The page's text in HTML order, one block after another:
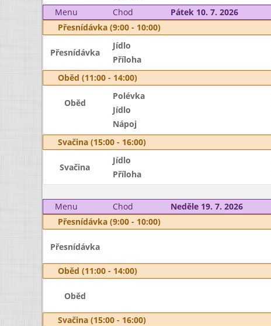
Menu
Chod Pátek 10. 7. 2026
Přesnídávka (9:00 - 10:00)
Přesnídávka
Jídlo
Příloha
Oběd (11:00 - 14:00)
Oběd
Polévka
Jídlo
Nápoj
Svačina (15:00 - 16:00)
Svačina
Jídlo
Příloha
Menu
Chod
Neděle 19. 7. 2026
Přesnídávka (9:00 - 10:00)
Přesnídávka
Oběd (11:00 - 14:00)
Oběd
Svačina (15:00 - 16:00)